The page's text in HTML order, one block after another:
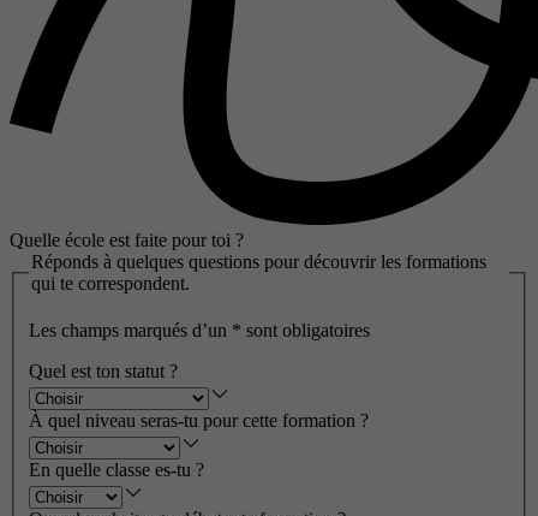
Quelle école est faite pour toi ?
Réponds à quelques questions pour découvrir les formations
qui te correspondent.
Les champs marqués d’un * sont obligatoires
Quel est ton statut ?
À quel niveau seras-tu pour cette formation ?
En quelle classe es-tu ?